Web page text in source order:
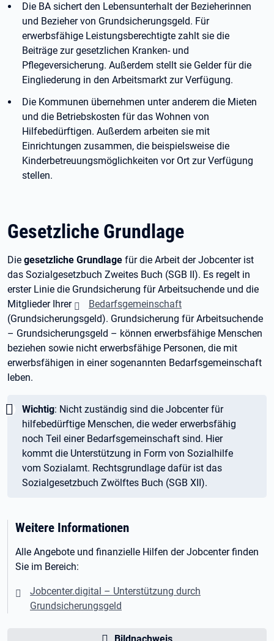
Die BA sichert den Lebensunterhalt der Bezieherinnen
und Bezieher von Grundsicherungsgeld. Für
erwerbsfähige Leistungsberechtigte zahlt sie die
Beiträge zur gesetzlichen Kranken- und
Pflegeversicherung. Außerdem stellt sie Gelder für die
Eingliederung in den Arbeitsmarkt zur Verfügung.
Die Kommunen übernehmen unter anderem die Mieten
und die Betriebskosten für das Wohnen von
Hilfebedürftigen. Außerdem arbeiten sie mit
Einrichtungen zusammen, die beispielsweise die
Kinderbetreuungsmöglichkeiten vor Ort zur Verfügung
stellen.
Gesetzliche Grundlage
Die gesetzliche Grundlage für die Arbeit der Jobcenter ist
das Sozialgesetzbuch Zweites Buch (SGB II). Es regelt in
erster Linie die Grundsicherung für Arbeitsuchende und die
Mitglieder Ihrer
Bedarfsgemeinschaft
(Grundsicherungsgeld). Grundsicherung für Arbeitsuchende
– Grundsicherungsgeld – können erwerbsfähige Menschen
beziehen sowie nicht erwerbsfähige Personen, die mit
erwerbsfähigen in einer sogenannten Bedarfsgemeinschaft
leben.
Wichtig:
Wichtig: Nicht zuständig sind die Jobcenter für
hilfebedürftige Menschen, die weder erwerbsfähig
noch Teil einer Bedarfsgemeinschaft sind. Hier
kommt die Unterstützung in Form von Sozialhilfe
vom Sozialamt. Rechtsgrundlage dafür ist das
Sozialgesetzbuch Zwölftes Buch (SGB XII).
Weitere Informationen
Alle Angebote und finanzielle Hilfen der Jobcenter finden
Sie im Bereich:
Jobcenter.digital – Unterstützung durch
Grundsicherungsgeld